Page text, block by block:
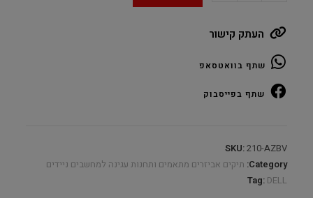
Thunderbolt
Dock
WD19TBS
180W
העתק קישור
שתף בוואטסאפ
שתף בפייסבוק
SKU:210-AZBV
Category: תיקים אביזרים מתאמים ותחנות עגינה למחשבים ניידים
Tag: DELL